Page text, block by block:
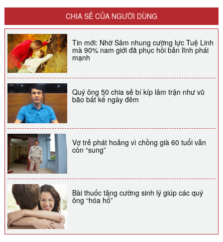
CHIA SẺ CỦA NGƯỜI DÙNG
Tin mới: Nhờ Sâm nhung cường lực Tuệ Linh
mà 90% nam giới đã phục hồi bản lĩnh phái
mạnh
Quý ông 50 chia sẻ bí kíp lâm trận như vũ
bão bất kể ngày đêm
Vợ trẻ phát hoảng vì chồng già 60 tuổi vẫn
còn “sung”
Bài thuốc tăng cường sinh lý giúp các quý
ông “hóa hổ”